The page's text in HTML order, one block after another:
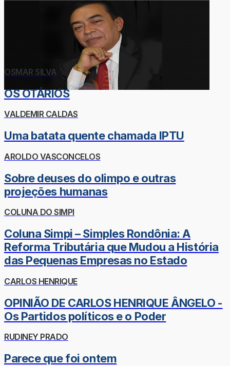
OSMAR SILVA
OS OTÁRIOS
VALDEMIR CALDAS
Uma batata quente chamada IPTU
AROLDO VASCONCELOS
Sobre deuses do olimpo e outras
projeções humanas
COLUNA DO SIMPI
Coluna Simpi – Simples Rondônia: A
Reforma Tributária que Mudou a História
das Pequenas Empresas no Estado
CARLOS HENRIQUE
OPINIÃO DE CARLOS HENRIQUE ÂNGELO -
Os Partidos políticos e o Poder
RUDINEY PRADO
Parece que foi ontem